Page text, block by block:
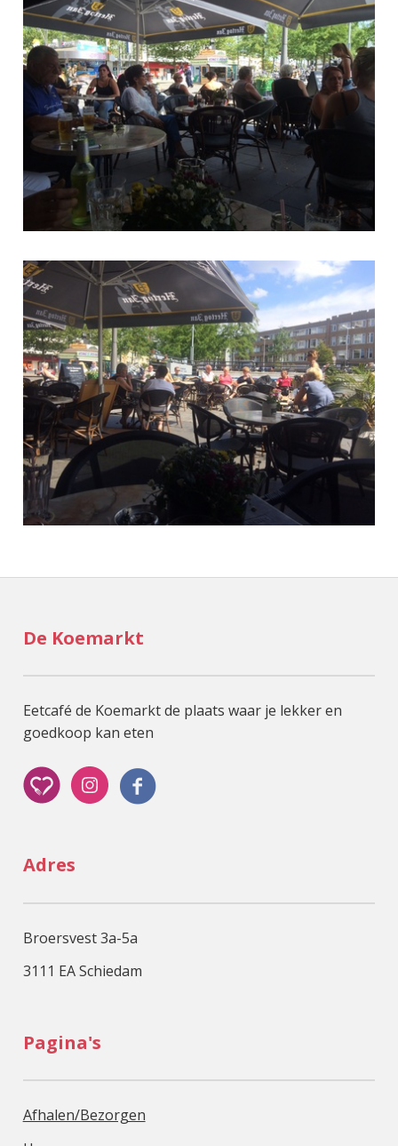
De Koemarkt
Eetcafé de Koemarkt de plaats waar je lekker en
goedkoop kan eten
Adres
Broersvest 3a-5a
3111 EA Schiedam
Pagina's
Afhalen/Bezorgen